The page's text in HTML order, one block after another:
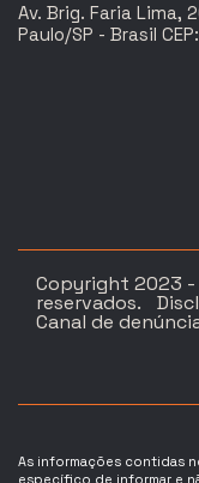
Av. Brig. Faria Lima,
Paulo/SP - Brasil
Copyright 2023 -
reservados.
Canal de
As informações contidas
específico de informar e